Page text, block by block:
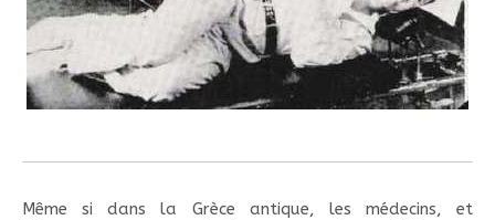
Même si dans la Grèce antique, les médecins, et